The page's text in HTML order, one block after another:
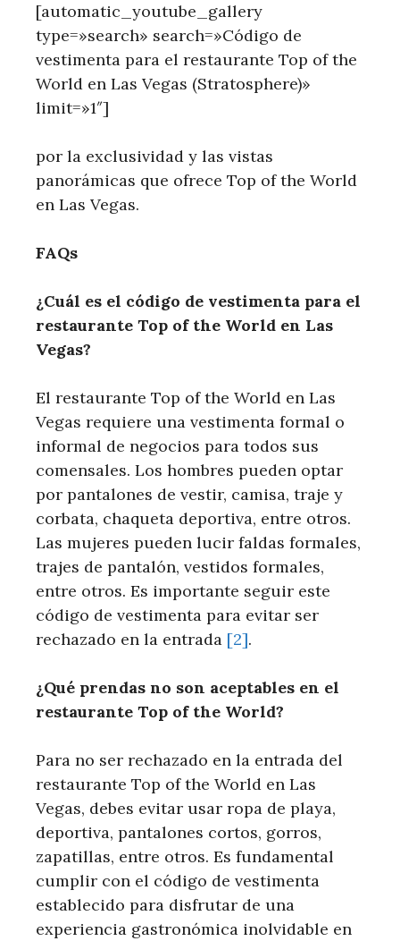
[automatic_youtube_gallery
type=»search» search=»Código de
vestimenta para el restaurante Top of the
World en Las Vegas (Stratosphere)»
limit=»1″]
por la exclusividad y las ⁣vistas
panorámicas ‍que ofrece ‍Top of the World
en Las Vegas.
FAQs
¿Cuál es el código de vestimenta para el
restaurante Top of the World en Las
Vegas?
El restaurante Top of the⁢ World en Las
Vegas requiere una vestimenta formal o
informal ⁤de negocios para todos sus
comensales. Los hombres pueden optar
por pantalones de ‍vestir, camisa,‍ traje y
corbata, chaqueta deportiva, ⁣entre ⁢otros.
Las⁤ mujeres ⁤pueden lucir faldas formales,
​trajes de pantalón, ⁤vestidos formales,
entre ⁣otros. Es importante seguir este
código de vestimenta para evitar ser
rechazado en ⁣la entrada [2].
¿Qué‍ prendas no son aceptables en el⁣
restaurante Top of the World?
Para no ser‍ rechazado en la entrada del
restaurante Top of the World‍ en Las
Vegas, debes​ evitar usar ropa ⁤de playa,
deportiva, ⁤pantalones cortos, gorros,
zapatillas, entre otros.​ Es fundamental
cumplir ⁤con el código de vestimenta⁣
establecido para ⁢disfrutar ⁤de una
experiencia​ gastronómica inolvidable en